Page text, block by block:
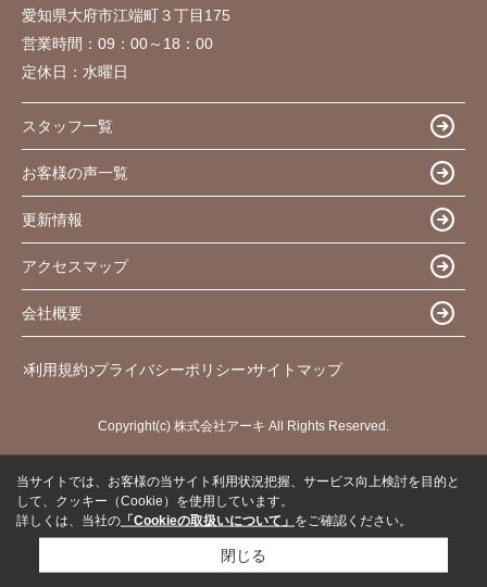
愛知県大府市江端町３丁目175
営業時間： 09：00～18：00
定休日： 水曜日
スタッフ一覧
お客様の声一覧
更新情報
アクセスマップ
会社概要
利用規約 プライバシーポリシー サイトマップ
Copyright(c) 株式会社アーキ All Rights Reserved.
当サイトでは、お客様の当サイト利用状況把握、サービス向上検討を目的と
して、クッキー（Cookie）を使用しています。
詳しくは、当社の 「Cookieの取扱いについて」 をご確認ください。
閉じる